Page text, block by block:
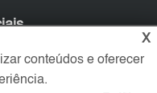
X
conteúdos e oferecer